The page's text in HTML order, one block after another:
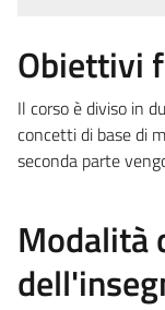
Obiettivi
Il corso è diviso in
concetti di base di
seconda parte
Modalità